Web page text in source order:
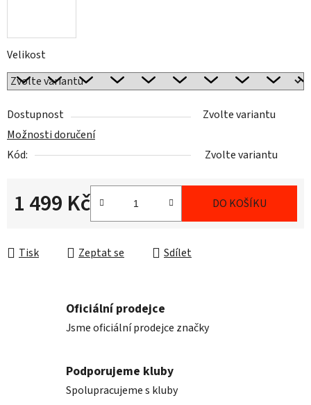
Velikost
Dostupnost
Zvolte variantu
Možnosti doručení
Kód:
Zvolte variantu
1 499 Kč DO KOŠÍKU
Tisk Zeptat se Sdílet
Oficiální prodejce
Jsme oficiální prodejce značky
Podporujeme kluby
Spolupracujeme s kluby